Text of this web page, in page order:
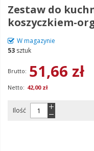
Zestaw do
koszyczkiem-
W magazynie
53 sztuk
51,66 zł
42,00 zł
Ilość